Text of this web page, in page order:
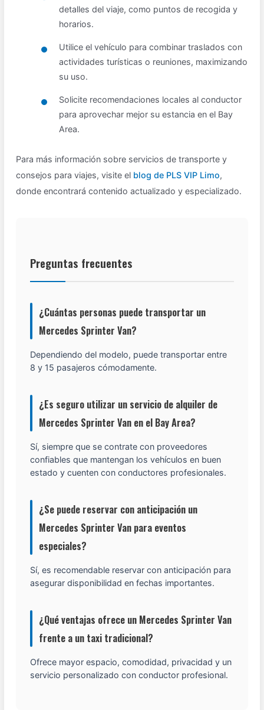
detalles del viaje, como puntos de recogida y
horarios.
Utilice el vehículo para combinar traslados con
actividades turísticas o reuniones, maximizando
su uso.
Solicite recomendaciones locales al conductor
para aprovechar mejor su estancia en el Bay
Area.
Para más información sobre servicios de transporte y
consejos para viajes, visite el blog de PLS VIP Limo,
donde encontrará contenido actualizado y especializado.
Preguntas frecuentes
¿Cuántas personas puede transportar un
Mercedes Sprinter Van?
Dependiendo del modelo, puede transportar entre
8 y 15 pasajeros cómodamente.
¿Es seguro utilizar un servicio de alquiler de
Mercedes Sprinter Van en el Bay Area?
Sí, siempre que se contrate con proveedores
confiables que mantengan los vehículos en buen
estado y cuenten con conductores profesionales.
¿Se puede reservar con anticipación un
Mercedes Sprinter Van para eventos
especiales?
Sí, es recomendable reservar con anticipación para
asegurar disponibilidad en fechas importantes.
¿Qué ventajas ofrece un Mercedes Sprinter Van
frente a un taxi tradicional?
Ofrece mayor espacio, comodidad, privacidad y un
servicio personalizado con conductor profesional.